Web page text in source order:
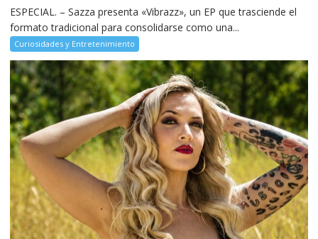
ESPECIAL. – Sazza presenta «Vibrazz», un EP que trasciende el
formato tradicional para consolidarse como una...
Curiosidades y Entretenimiento